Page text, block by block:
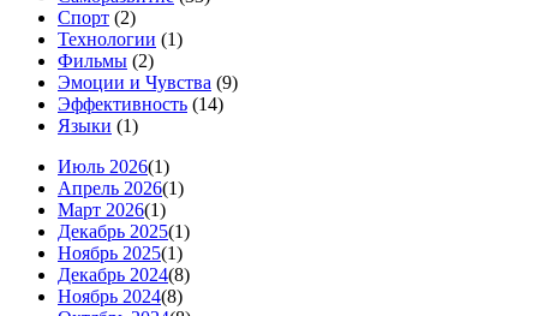
Спорт (2)
Технологии (1)
Фильмы (2)
Эмоции и Чувства (9)
Эффективность (14)
Языки (1)
Июль 2026(1)
Апрель 2026(1)
Март 2026(1)
Декабрь 2025(1)
Ноябрь 2025(1)
Декабрь 2024(8)
Ноябрь 2024(8)